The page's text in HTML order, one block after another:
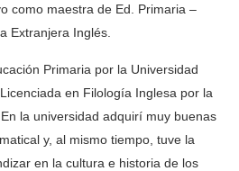
como maestra de Ed. Primaria –
Extranjera Inglés.
Primaria por la Universidad
en Filología Inglesa por la
la universidad adquirí muy buenas
y, al mismo tiempo, tuve la
en la cultura e historia de los